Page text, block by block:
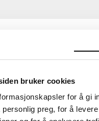
bruker cookies
for å gi
personlig preg, for å
plass 1, 0194 Oslo
- 18